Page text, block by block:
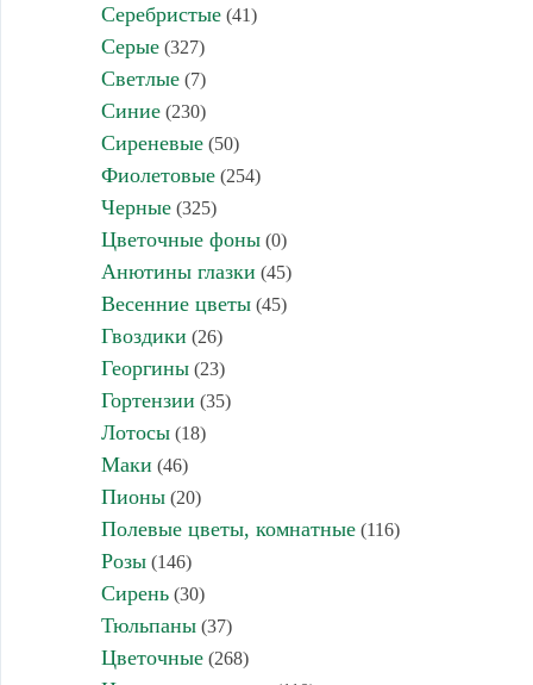
Серебристые(41)
Серые(327)
Светлые(7)
Синие(230)
Сиреневые(50)
Фиолетовые(254)
Черные(325)
Цветочные фоны(0)
Анютины глазки (45)
Весенние цветы(45)
Гвоздики (26)
Георгины(23)
Гортензии (35)
Лотосы(18)
Маки (46)
Пионы(20)
Полевые цветы, комнатные(116)
Розы(146)
Сирень(30)
Тюльпаны(37)
Цветочные(268)